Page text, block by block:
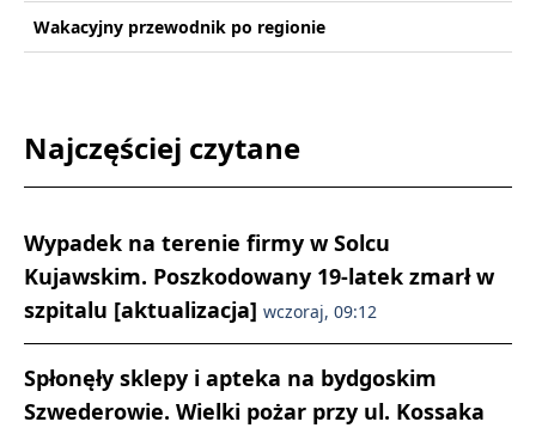
Wakacyjny przewodnik po regionie
Najczęściej czytane
Wypadek na terenie firmy w Solcu
Kujawskim. Poszkodowany 19-latek zmarł w
szpitalu [aktualizacja] wczoraj, 09:12
Spłonęły sklepy i apteka na bydgoskim
Szwederowie. Wielki pożar przy ul. Kossaka